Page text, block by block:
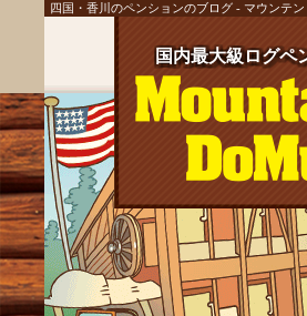
四国・香川のペンションのブログ - マウンテン
国内最大級ログペ
国内最大級ログペ
国内最大級ログペ
国内最大級ログペ
国内最大級ログペ
国内最大級ログペ
国内最大級ログペ
国内最大級ログペ
国内最大級ログペ
国内最大級ログペ
国内最大級ログペ
国内最大級ログペ
国内最大級ログペ
国内最大級ログペ
国内最大級ログペ
国内最大級ログペ
国内最大級ログペ
国内最大級ログペ
国内最大級ログペ
国内最大級ログペ
国内最大級ログペ
国内最大級ログペ
国内最大級ログペ
国内最大級ログペ
国内最大級ログペ